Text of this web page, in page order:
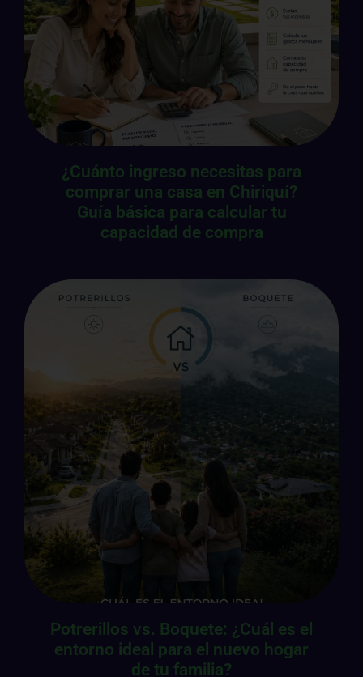
¿Cuánto ingreso necesitas para
comprar una casa en Chiriquí?
Guía básica para calcular tu
capacidad de compra
Potrerillos vs. Boquete: ¿Cuál es el
entorno ideal para el nuevo hogar
de tu familia?